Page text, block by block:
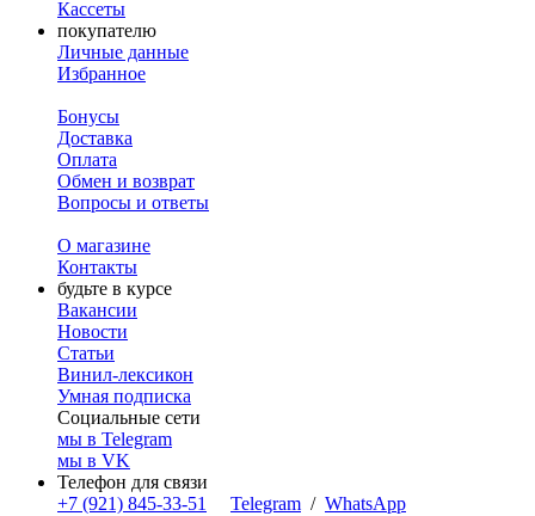
Кассеты
покупателю
Личные данные
Избранное
Бонусы
Доставка
Оплата
Обмен и возврат
Вопросы и ответы
О магазине
Контакты
будьте в курсе
Вакансии
Новости
Статьи
Винил-лексикон
Умная подписка
Социальные сети
мы в Telegram
мы в VK
Телефон для связи
+7 (921) 845-33-51
Telegram / WhatsApp